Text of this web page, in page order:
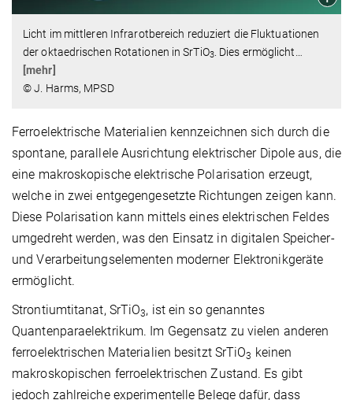
Licht im mittleren Infrarotbereich reduziert die Fluktuationen
der oktaedrischen Rotationen in SrTiO3. Dies ermöglicht
[mehr]
© J. Harms, MPSD
Ferroelektrische Materialien kennzeichnen sich durch die
spontane, parallele Ausrichtung elektrischer Dipole aus, die
eine makroskopische elektrische Polarisation erzeugt,
welche in zwei entgegengesetzte Richtungen zeigen kann.
Diese Polarisation kann mittels eines elektrischen Feldes
umgedreht werden, was den Einsatz in digitalen Speicher-
und Verarbeitungselementen moderner Elektronikgeräte
ermöglicht.
Strontiumtitanat, SrTiO3, ist ein so genanntes
Quantenparaelektrikum. Im Gegensatz zu vielen anderen
ferroelektrischen Materialien besitzt SrTiO3 keinen
makroskopischen ferroelektrischen Zustand. Es gibt
jedoch zahlreiche experimentelle Belege dafür, dass